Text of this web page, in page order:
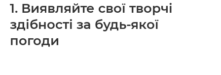
1. Виявляйте свої творчі
здібності за будь-якої
погоди